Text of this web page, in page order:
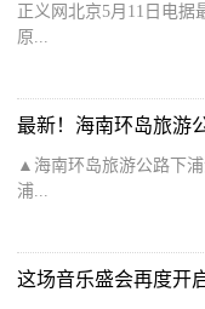
正义网北京5月11日电
原...
最新！海南环岛旅游
▲海南环岛旅游公路下
浦...
这场音乐盛会再度开